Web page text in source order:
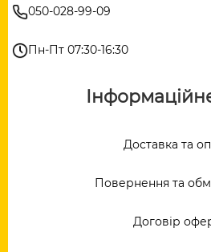
050-028-99-09
Пн-Пт 07:30-16:30
Доставка та
Повернення та
Договір